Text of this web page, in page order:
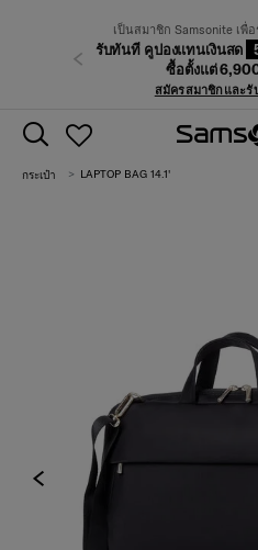
เป็นสมาชิก Samsonite เพื่
รับทันที คูปองแทนเงินสด
ซื้อตั้งแต่
สมัครสมาชิกและรั
ก่อนหน้า
กระเป๋า LAPTOP BAG 14.1'